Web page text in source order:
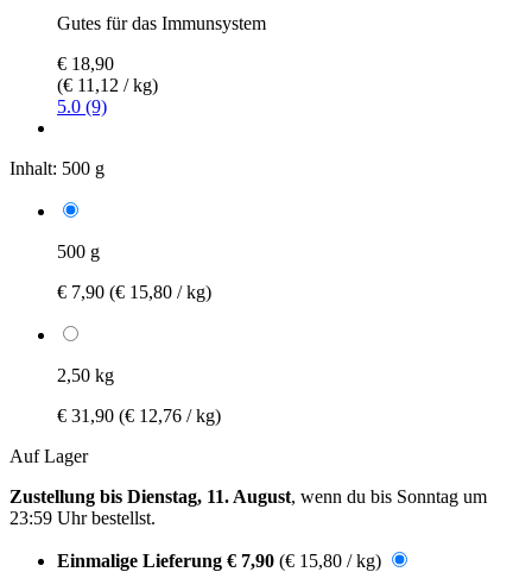
Gutes für das Immunsystem
€ 18,90
(€ 11,12 / kg)
5.0 (9)
Inhalt: 500 g
500 g
€ 7,90 (€ 15,80 / kg)
2,50 kg
€ 31,90 (€ 12,76 / kg)
Auf Lager
Zustellung bis Dienstag, 11. August, wenn du bis Sonntag um
23:59 Uhrbestellst.
Einmalige Lieferung € 7,90 (€ 15,80 / kg)